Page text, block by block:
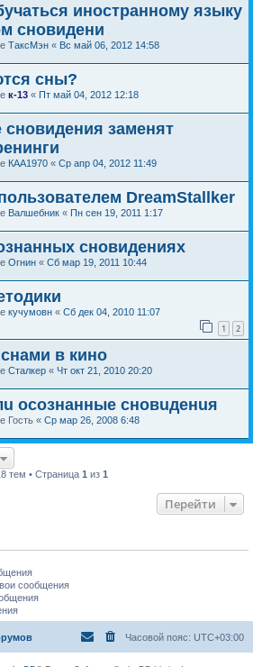
иностранному языку
сновидени
ТаксМэн « Вс май 06, 2012 14:58
сны?
к-13 « Пт май 04, 2012 12:18
заменят
КАА1970 « Ср апр 04, 2012 11:49
DreamStallker
Валшебник « Пн сен 19, 2011 1:17
сновидениях
Огнин « Сб мар 19, 2011 10:44
кучумовн « Сб дек 04, 2010 11:07
1 2
в кино
Сталкер « Чт окт 21, 2010 20:20
осознанные сновuденuя
Гость « Ср мар 26, 2008 6:48
тем • Страница 1 из 1
Перейти
сообщения
Часовой пояс: UTC+03:00